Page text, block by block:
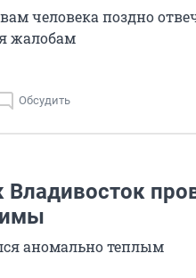
человека поздно
жалобам
Обсудить
аномально теплым